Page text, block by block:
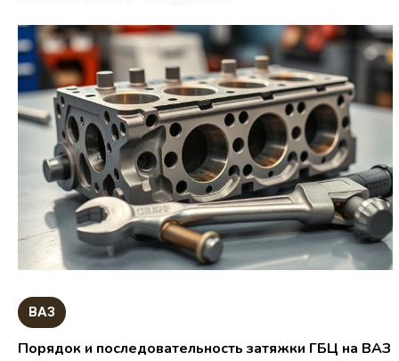
ВАЗ
Порядок и последовательность затяжки ГБЦ на ВАЗ